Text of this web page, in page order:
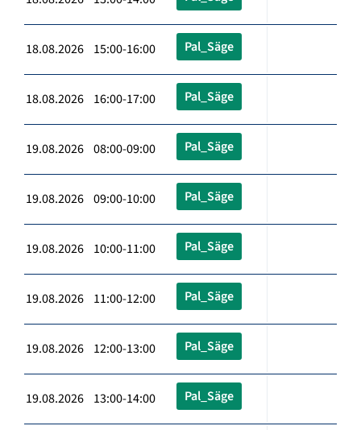
18.08.2026 15:00-16:00 Pal_Säge
18.08.2026 16:00-17:00 Pal_Säge
19.08.2026 08:00-09:00 Pal_Säge
19.08.2026 09:00-10:00 Pal_Säge
19.08.2026 10:00-11:00 Pal_Säge
19.08.2026 11:00-12:00 Pal_Säge
19.08.2026 12:00-13:00 Pal_Säge
19.08.2026 13:00-14:00 Pal_Säge